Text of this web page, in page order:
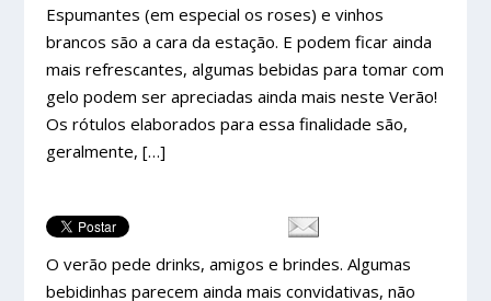
Espumantes (em especial os roses) e vinhos
brancos são a cara da estação. E podem ficar ainda
mais refrescantes, algumas bebidas para tomar com
gelo podem ser apreciadas ainda mais neste Verão!
Os rótulos elaborados para essa finalidade são,
geralmente, […]
O verão pede drinks, amigos e brindes. Algumas
bebidinhas parecem ainda mais convidativas, não